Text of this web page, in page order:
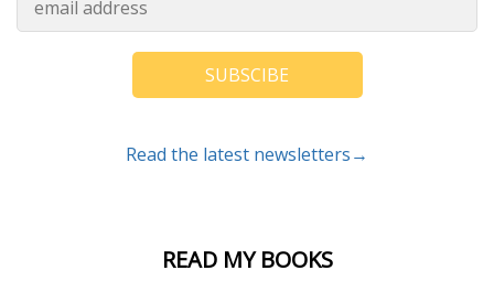
READ MY BOOKS
SUBSCIBE
Read the latest newsletters→